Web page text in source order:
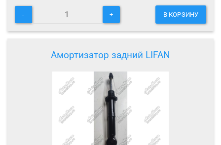
- + В КОРЗИНУ
Амортизатор задний LIFAN